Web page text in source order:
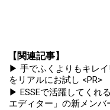
【関連記事】
▶ 手でふくよりもキレイ
をリアルにお試し <PR>
▶ ESSEで活躍してくれ
エディター」の新メンバ